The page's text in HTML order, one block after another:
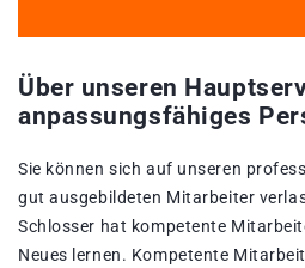
Über unseren
anpassungsfähiges
Sie können sich auf unseren
gut ausgebildeten Mitarbeiter
Schlosser hat kompetente
Neues lernen. Kompetente